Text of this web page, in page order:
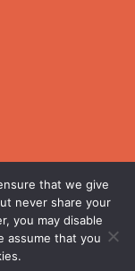
that we give
never share your
you may disable
assume that you